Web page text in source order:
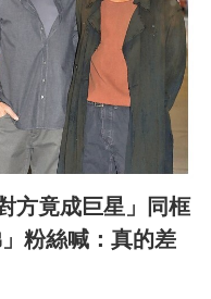
方竟成巨星」同框
粉絲喊：真的差